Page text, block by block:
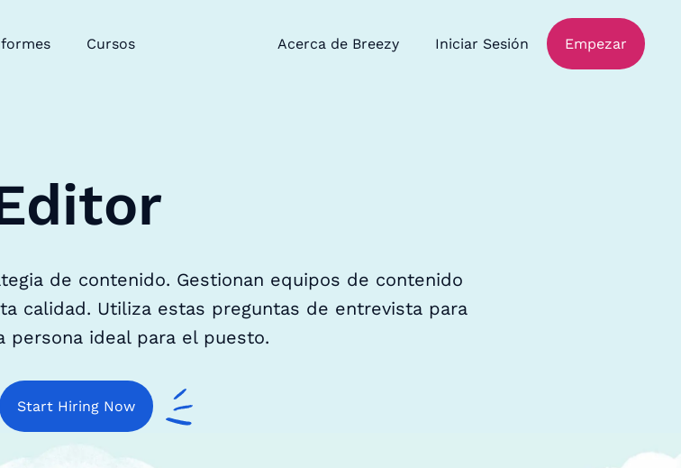
Cursos Acerca de Breezy Iniciar Sesión Empezar
de contenido. Gestionan equipos de contenido
calidad. Utiliza estas preguntas de entrevista para
persona ideal para el puesto.
Start Hiring Now